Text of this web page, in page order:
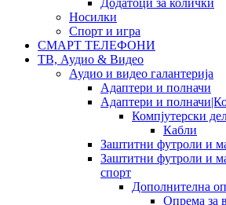
Носилки
Спорт и игра
СМАРТ ТЕЛЕФОНИ
ТВ, Аудио & Видео
Аудио и видео галантерија
Адаптери и полначи
Адаптери и
Компјутерски
Кабли
Заштитни футроли и
Заштитни футроли и
спорт
Дополнителна
Опрема за